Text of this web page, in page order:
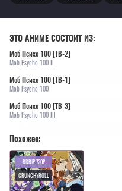
ЭТО АНИМЕ СОСТОИТ ИЗ:
Моб Психо 100 [ТВ-2]
Mob Psycho 100 II
Моб Психо 100 [ТВ-1]
Mob Psycho 100
Моб Психо 100 [ТВ-3]
Mob Psycho 100 III
Похожее:
BDRIP 720P
CRUNCHYROLL